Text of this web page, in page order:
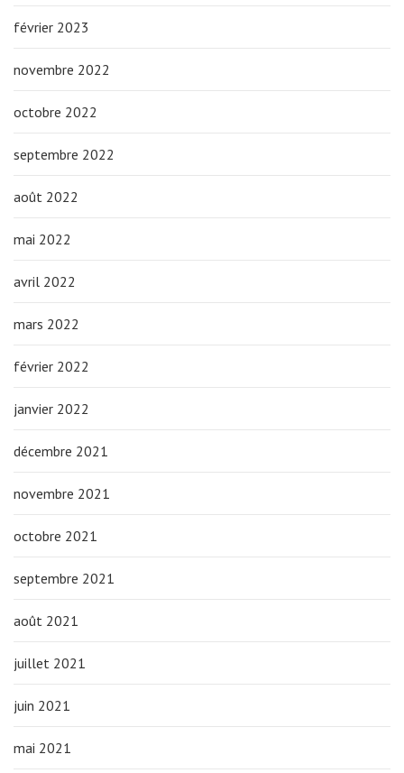
février 2023
novembre 2022
octobre 2022
septembre 2022
août 2022
mai 2022
avril 2022
mars 2022
février 2022
janvier 2022
décembre 2021
novembre 2021
octobre 2021
septembre 2021
août 2021
juillet 2021
juin 2021
mai 2021